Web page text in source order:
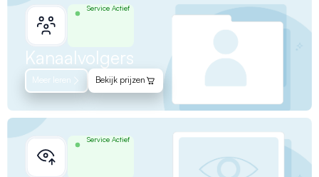
Service Actief
Kanaalvolgers
Meer leren Bekijk prijzen
Service Actief